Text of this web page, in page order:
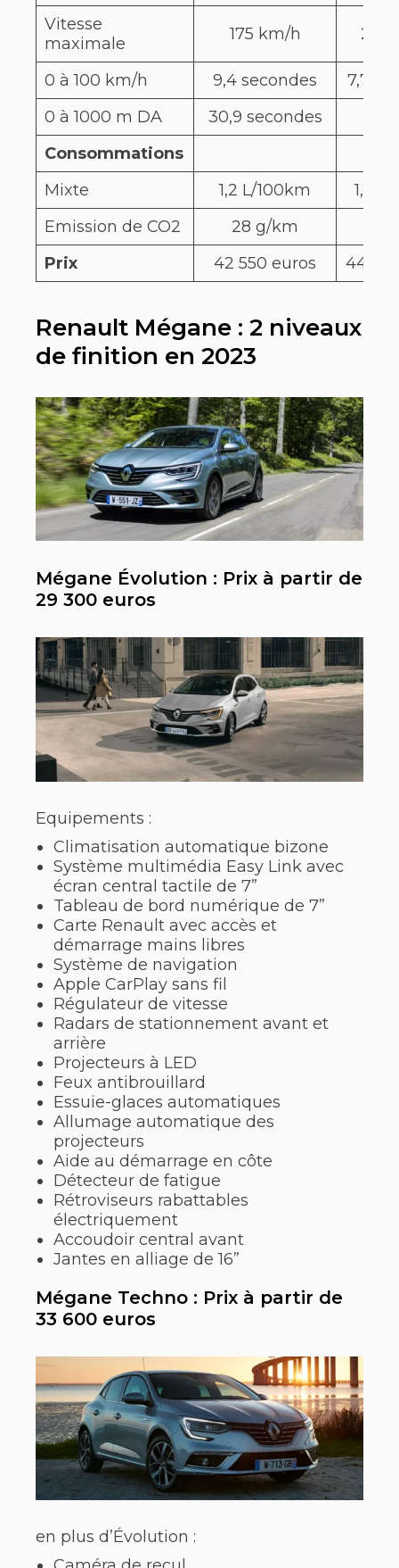
Vitesse
maximale
175 km/h 225
0 à 100 km/h 9,4 secondes
7,7
0 à 1000 m DA
30,9 secondes
Consommations
Mixte
1,2 L/100km
1,1 L/
Emission de CO2
28 g/km
Prix
42 550 euros 44
Renault Mégane : 2 niveaux
de finition en 2023
Mégane Évolution : Prix à partir de
29 300 euros
Equipements :
Climatisation automatique bizone
Système multimédia Easy Link avec
écran central tactile de 7”
Tableau de bord numérique de 7”
Carte Renault avec accès et
démarrage mains libres
Système de navigation
Apple CarPlay sans fil
Régulateur de vitesse
Radars de stationnement avant et
arrière
Projecteurs à LED
Feux antibrouillard
Essuie-glaces automatiques
Allumage automatique des
projecteurs
Aide au démarrage en côte
Détecteur de fatigue
Rétroviseurs rabattables
électriquement
Accoudoir central avant
Jantes en alliage de 16”
Mégane Techno : Prix à partir de
33 600 euros
en plus d’Évolution :